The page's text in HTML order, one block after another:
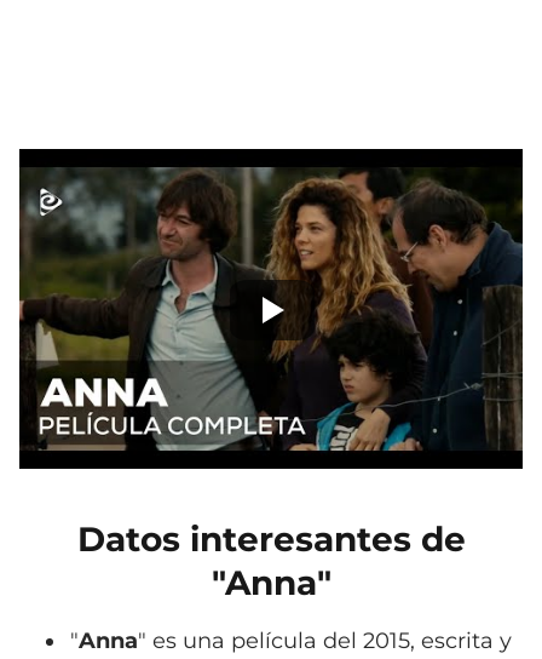
Datos interesantes de
"Anna"
"Anna" es una película del 2015, escrita y